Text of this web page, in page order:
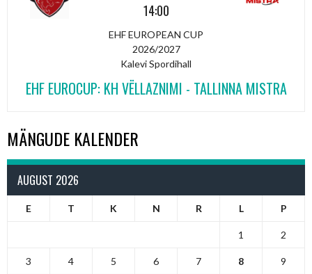
14:00
EHF EUROPEAN CUP
2026/2027
Kalevi Spordihall
EHF EUROCUP: KH VËLLAZNIMI - TALLINNA MISTRA
MÄNGUDE KALENDER
AUGUST 2026
E T K N R L P
1 2
3 4 5 6 7 8 9